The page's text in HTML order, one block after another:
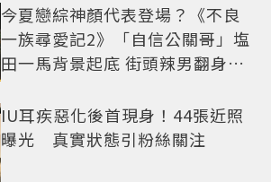
今夏戀綜神顏代表登場？《不良
一族尋愛記2》「自信公關哥」塩
田一馬背景起底 街頭辣男翻身當
IU耳疾惡化後首現身！44張近照
曝光 真實狀態引粉絲關注